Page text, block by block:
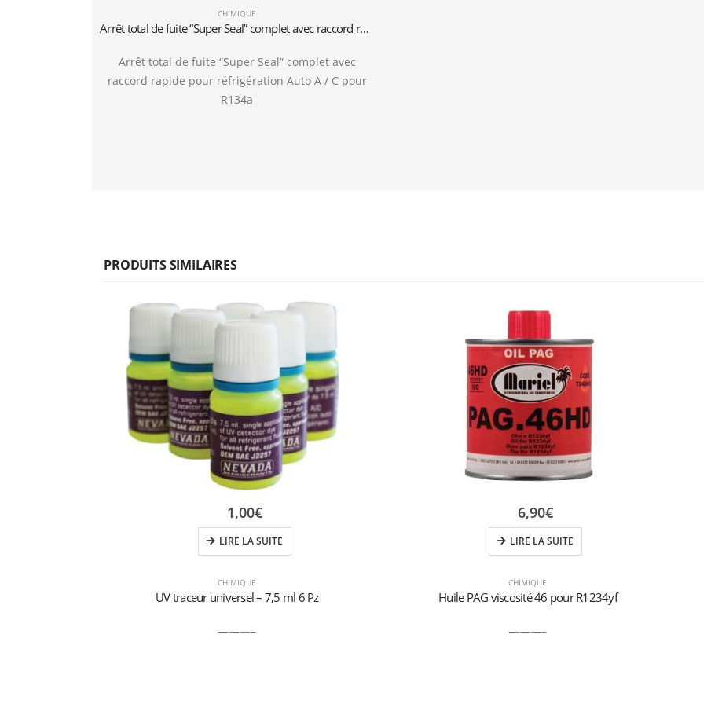
CHIMIQUE
Arrêt total de fuite “Super Seal” complet avec raccord rapide pour réfrigération Auto R134a
Arrêt total de fuite “Super Seal” complet avec
raccord rapide pour réfrigération Auto A / C pour
R134a
PRODUITS SIMILAIRES
CHIMIQUE
UV traceur universel – 7,5 ml 6 Pz
———–
1,00€
LIRE LA SUITE
CHIMIQUE
Huile PAG viscosité 46 pour R1234yf
———–
6,90€
LIRE LA SUITE